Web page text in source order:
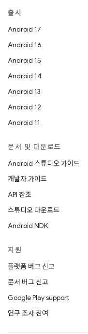
출시
Android 17
Android 16
Android 15
Android 14
Android 13
Android 12
Android 11
문서 및 다운로드
Android 스튜디오 가이드
개발자 가이드
API 참조
스튜디오 다운로드
Android NDK
지원
플랫폼 버그 신고
문서 버그 신고
Google Play support
연구 조사 참여